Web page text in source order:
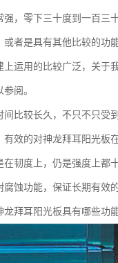
，零下三十度到一百三
者是具有其他比较的功
运用的比较广泛，关
阅。
比较长久，不只不只受
效的对神龙拜耳阳光板
韧度上，仍是强度上都
蚀功能，保证长期有效
龙拜耳阳光板具有哪些功